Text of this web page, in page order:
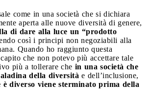
come in una società che si dichiara
aperta alle nuove diversità di genere,
di dare alla luce un “prodotto
così i principi non negoziabili alla
Quando ho raggiunto questa
che non potevo più accettare tale
più a tollerare che in una società che
della diversità e dell’inclusione,
è diverso viene sterminato prima della